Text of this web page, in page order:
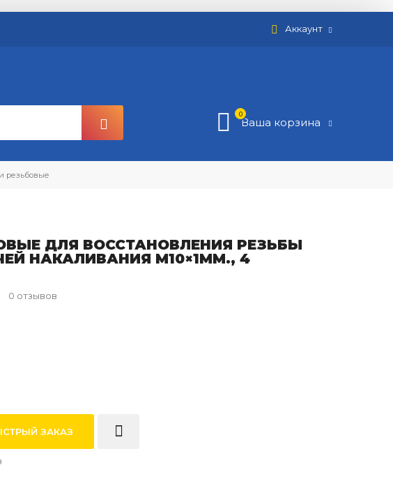
Аккаунт
0
Ваша корзина
резьбовые
ДЛЯ ВОССТАНОВЛЕНИЯ РЕЗЬБЫ
НАКАЛИВАНИЯ M10×1ММ., 4
0 отзывов
ЗАКАЗ